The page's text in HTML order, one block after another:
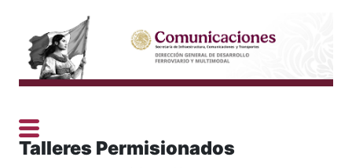
Talleres Permisionados